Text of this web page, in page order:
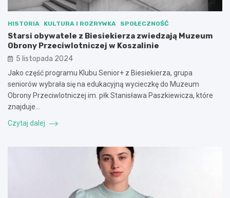
HISTORIA KULTURA I ROZRYWKA SPOŁECZNOŚĆ
Starsi obywatele z Biesiekierza zwiedzają Muzeum
Obrony Przeciwlotniczej w Koszalinie
5 listopada 2024
Jako część programu Klubu Senior+ z Biesiekierza, grupa
seniorów wybrała się na edukacyjną wycieczkę do Muzeum
Obrony Przeciwlotniczej im. płk Stanisława Paszkiewicza, które
znajduje…
Czytaj dalej